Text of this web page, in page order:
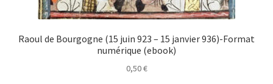
Raoul de Bourgogne (15 juin 923 – 15 janvier 936)-Format
numérique (ebook)
0,50€